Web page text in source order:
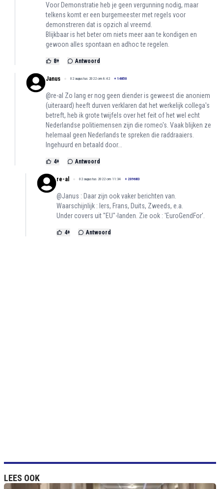
Voor Demonstratie heb je geen vergunning nodig, maar
telkens komt er een burgemeester met regels voor
demonstreren dat is opzich al vreemd.
Blijkbaar is het beter om niets meer aan te kondigen en
gewoon alles spontaan en adhoc te regelen.
8+ Antwoord
Janus 02 augustus 2022 om 8:42 + 14850
@re-al Zo lang er nog geen diender is geweest die anoniem
(uiteraard) heeft durven verklaren dat het werkelijk collega's
betreft, heb ik grote twijfels over het feit of het wel echt
Nederlandse politiemensen zijn die romeo's. Vaak blijken ze
helemaal geen Nederlands te spreken die raddraaiers.
Ingehuurd en betaald door...
4+ Antwoord
re-al 02 augustus 2022 om 11:34 + 209683
@Janus : Daar zijn ook vaker berichten van.
Waarschijnlijk : Iers, Frans, Duits, Zweeds, e.a.
Under covers uit "EU"-landen. Zie ook : 'EuroGendFor'.
4+ Antwoord
LEES OOK